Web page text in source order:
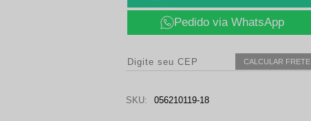
Pedido via WhatsApp
CALCULAR FRETE
SKU: 056210119-18